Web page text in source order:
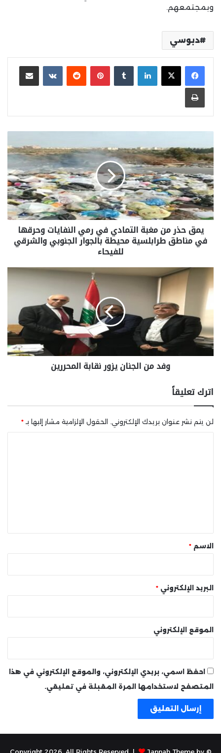
وبمجتمعهم.
دبوسي
لينكدإن بينتيريست مشاركة عبر البريد
طباعة
يمق حذر من مغبة التمادي في رمي النفايات وحرقها
في مناطق طرابلسية محيطة بالجوار الجنوبي والشرقي
للفيحاء
وفد من الجنان يزور نقابة المحررين
اترك تعليقاً
لن يتم نشر عنوان بريدك الإلكتروني. الحقول الإلزامية مشار إليها بـ*
* الاسم *
البريد الإلكتروني *
الموقع الإلكتروني
احفظ اسمي، بريدي الإلكتروني، والموقع الإلكتروني في هذا
المتصفح لاستخدامها المرة المقبلة في تعليقي.